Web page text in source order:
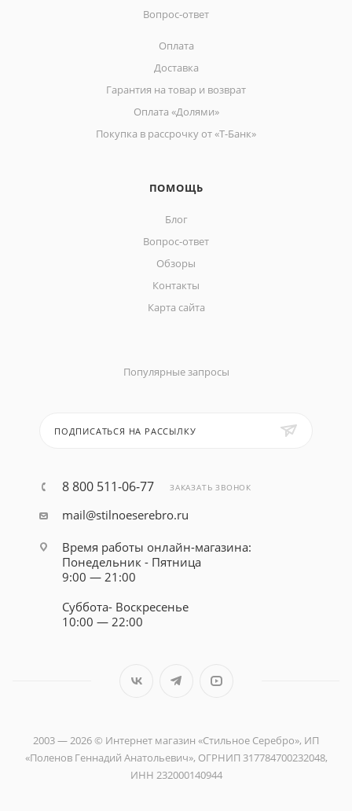
Вопрос-ответ
Оплата
Доставка
Гарантия на товар и возврат
Оплата «Долями»
Покупка в рассрочку от «Т-Банк»
ПОМОЩЬ
Блог
Вопрос-ответ
Обзоры
Контакты
Карта сайта
Популярные запросы
ПОДПИСАТЬСЯ НА РАССЫЛКУ
8 800 511-06-77 ЗАКАЗАТЬ ЗВОНОК
mail@stilnoeserebro.ru
Время работы онлайн-магазина:
Понедельник - Пятница
9:00 — 21:00
Суббота- Воскресенье
10:00 — 22:00
2003 — 2026 © Интернет магазин «Стильное Серебро», ИП
«Поленов Геннадий Анатольевич», ОГРНИП 317784700232048,
ИНН 232000140944